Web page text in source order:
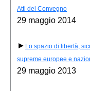
Atti del Convegno
29 maggio 2014
► Lo spazio di libertà,
supreme europee e
29 maggio 2013